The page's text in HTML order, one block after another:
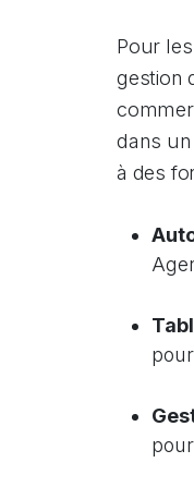
Pour
gestion
dans un
à des